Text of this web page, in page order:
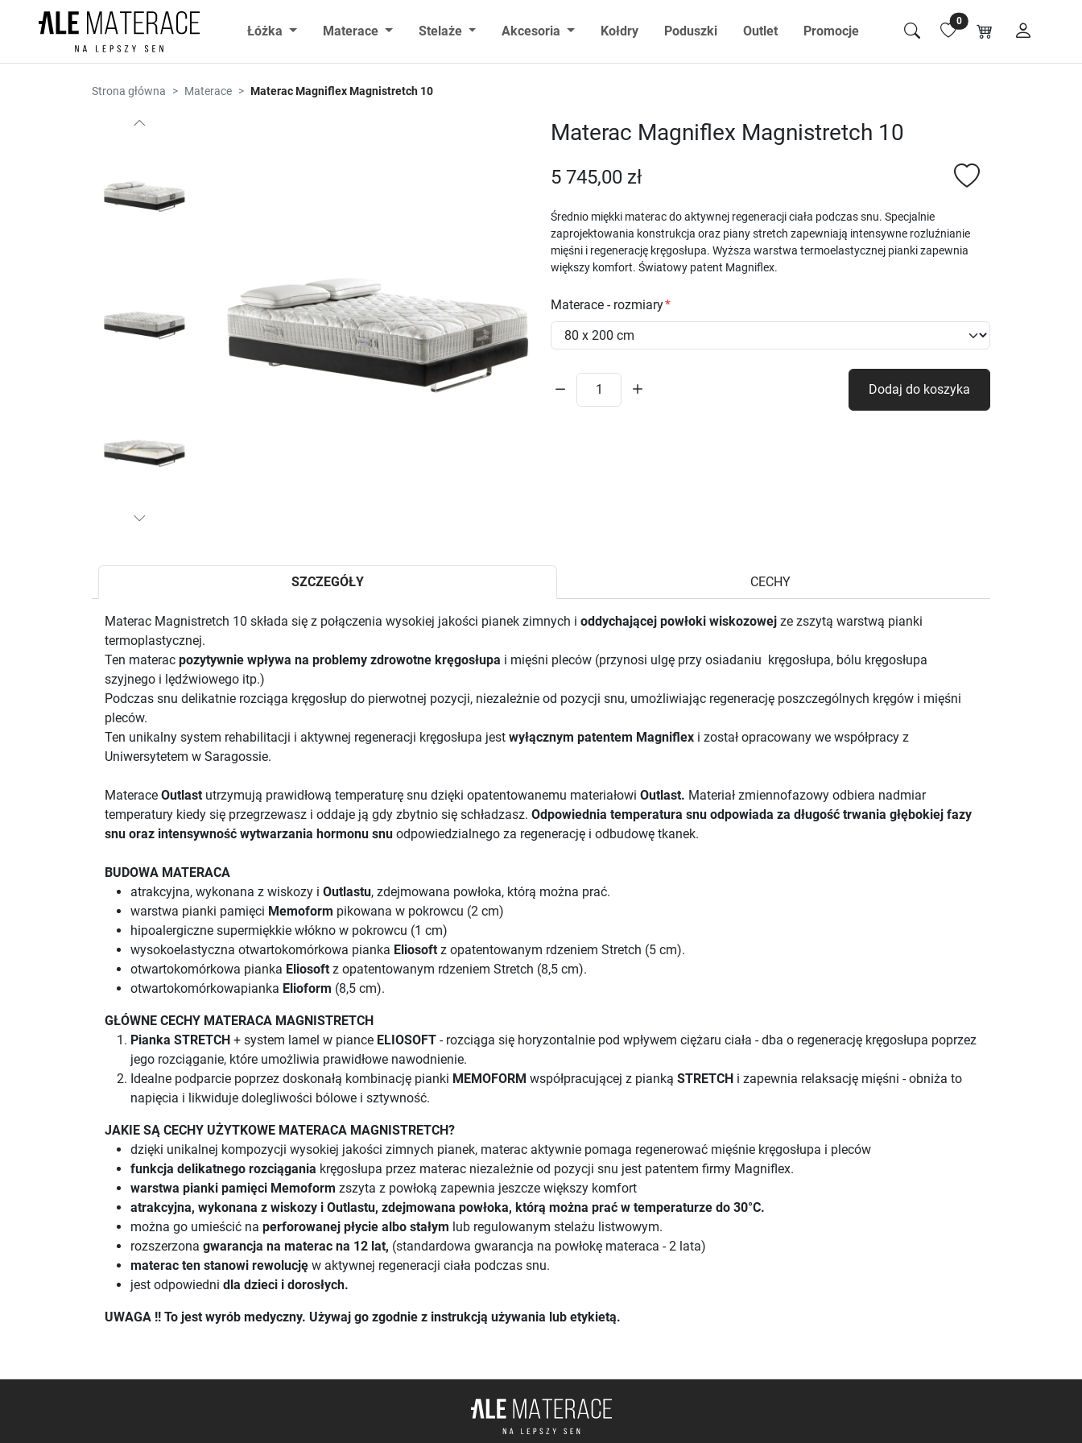
Przejdź do zawartości
Łóżka
Materace Stelaże Akcesoria Kołdry Poduszki Outlet Promocje
0
Strona główna Materace Materac Magniflex Magnistretch 10
Materac Magniflex Magnistretch 10
5 745,00 zł
Średnio miękki materac do aktywnej regeneracji ciała podczas snu. Specjalnie
zaprojektowania konstrukcja oraz piany stretch zapewniają intensywne rozluźnianie
mięśni i regenerację kręgosłupa. Wyższa warstwa termoelastycznej pianki zapewnia
większy komfort. Światowy patent Magniflex.
Materace - rozmiary
Dodaj do koszyka
SZCZEGÓŁY CECHY
Materac Magnistretch 10 składa się z połączenia wysokiej jakości pianek zimnych i oddychającej powłoki wiskozowej ze zszytą warstwą pianki
termoplastycznej.
Ten materac pozytywnie wpływa na problemy zdrowotne kręgosłupa i mięśni pleców (przynosi ulgę przy osiadaniu kręgosłupa, bólu kręgosłupa
szyjnego i lędźwiowego itp.)
Podczas snu delikatnie rozciąga kręgosłup do pierwotnej pozycji, niezależnie od pozycji snu, umożliwiając regenerację poszczególnych kręgów i mięśni
pleców.
Ten unikalny system rehabilitacji i aktywnej regeneracji kręgosłupa jest wyłącznym patentem Magniflex i został opracowany we współpracy z
Uniwersytetem w Saragossie.
Materace Outlast utrzymują prawidłową temperaturę snu dzięki opatentowanemu materiałowi Outlast. Materiał zmiennofazowy odbiera nadmiar
temperatury kiedy się przegrzewasz i oddaje ją gdy zbytnio się schładzasz. Odpowiednia temperatura snu odpowiada za długość trwania głębokiej fazy
snu oraz intensywność wytwarzania hormonu snu odpowiedzialnego za regenerację i odbudowę tkanek.
BUDOWA MATERACA
atrakcyjna, wykonana z wiskozy i Outlastu, zdejmowana powłoka, którą można prać.
warstwa pianki pamięci Memoform pikowana w pokrowcu (2 cm)
hipoalergiczne supermiękkie włókno w pokrowcu (1 cm)
wysokoelastyczna otwartokomórkowa pianka Eliosoft z opatentowanym rdzeniem Stretch (5 cm).
otwartokomórkowa pianka Eliosoft z opatentowanym rdzeniem Stretch (8,5 cm).
otwartokomórkowapianka Elioform (8,5 cm).
GŁÓWNE CECHY MATERACA MAGNISTRETCH
Pianka STRETCH + system lamel w piance ELIOSOFT - rozciąga się horyzontalnie pod wpływem ciężaru ciała - dba o regenerację kręgosłupa poprzez
jego rozciąganie, które umożliwia prawidłowe nawodnienie.
Idealne podparcie poprzez doskonałą kombinację pianki MEMOFORM współpracującej z pianką STRETCH i zapewnia relaksację mięśni - obniża to
napięcia i likwiduje dolegliwości bólowe i sztywność.
JAKIE SĄ CECHY UŻYTKOWE MATERACA MAGNISTRETCH?
dzięki unikalnej kompozycji wysokiej jakości zimnych pianek, materac aktywnie pomaga regenerować mięśnie kręgosłupa i pleców
funkcja delikatnego rozciągania kręgosłupa przez materac niezależnie od pozycji snu jest patentem firmy Magniflex.
warstwa pianki pamięci Memoform zszyta z powłoką zapewnia jeszcze większy komfort
atrakcyjna, wykonana z wiskozy i Outlastu, zdejmowana powłoka, którą można prać w temperaturze do 30°C.
można go umieścić na perforowanej płycie albo stałym lub regulowanym stelażu listwowym.
rozszerzona gwarancja na materac na 12 lat, (standardowa gwarancja na powłokę materaca - 2 lata)
materac ten stanowi rewolucję w aktywnej regeneracji ciała podczas snu.
jest odpowiedni dla dzieci i dorosłych.
UWAGA !! To jest wyrób medyczny. Używaj go zgodnie z instrukcją używania lub etykietą.